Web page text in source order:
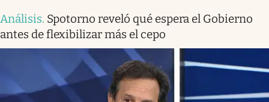
Análisis. Spotorno reveló qué espera el Gobierno
antes de flexibilizar más el cepo